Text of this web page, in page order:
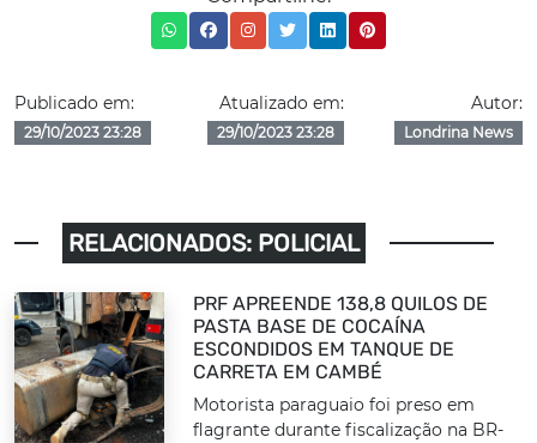
Publicado em:
29/10/2023 23:28
Atualizado em:
29/10/2023 23:28
Autor:
Londrina News
RELACIONADOS: POLICIAL
PRF APREENDE 138,8 QUILOS DE
PASTA BASE DE COCAÍNA
ESCONDIDOS EM TANQUE DE
CARRETA EM CAMBÉ
Motorista paraguaio foi preso em
flagrante durante fiscalização na BR-